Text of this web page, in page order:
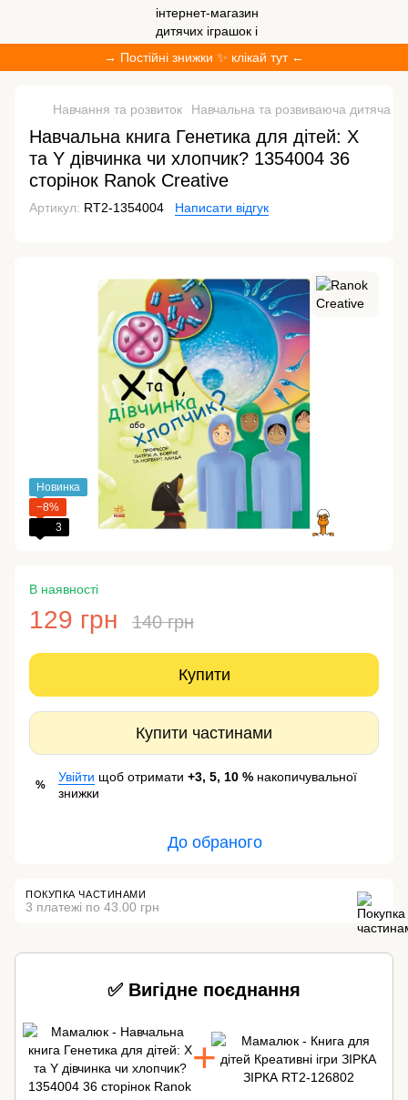
→ Постійні знижки ✨ клікай тут ←
Навчання та розвиток Навчальна та розвиваюча дитяча
Навчальна книга Генетика для дітей: X
та Y дівчинка чи хлопчик? 1354004 36
сторінок Ranok Creative
Артикул: RT2-1354004 Написати відгук
Новинка
−8%
3
В наявності
129 грн 140 грн
Купити
Купити частинами
%
Увійти щоб отримати +3, 5, 10 % накопичувальної
знижки
До обраного
ПОКУПКА ЧАСТИНАМИ
3 платежі по 43.00 грн
✅ Вигідне поєднання